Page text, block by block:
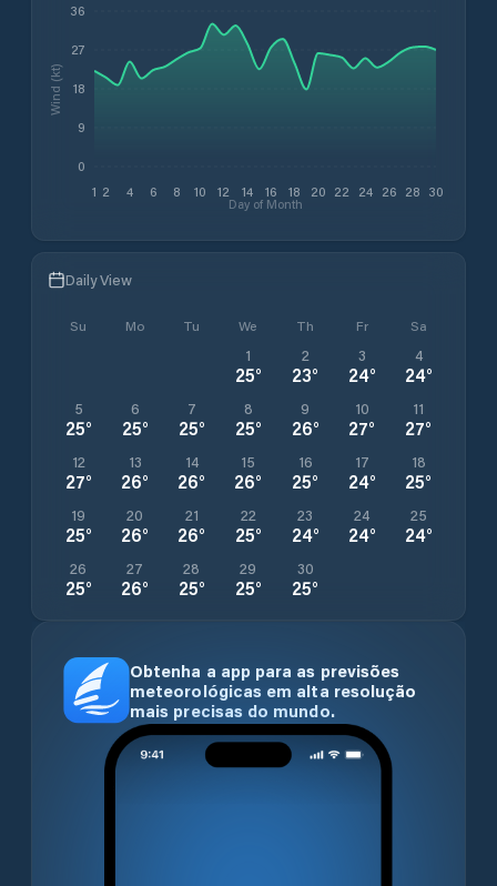
1 2 4 6 8 10 12 14 16 18 20 22 24 26 28 30
Day of Month
0
9
18
27
36
Wind (kt)
Daily View
Su Mo Tu We Th Fr Sa
1
25°
2
23°
3
24°
4
24°
5
25°
6
25°
7
25°
8
25°
9
26°
10
27°
11
27°
12
27°
13
26°
14
26°
15
26°
16
25°
17
24°
18
25°
19
25°
20
26°
21
26°
22
25°
23
24°
24
24°
25
24°
26
25°
27
26°
28
25°
29
25°
30
25°
Obtenha a app para as previsões
meteorológicas em alta resolução
mais precisas do mundo.